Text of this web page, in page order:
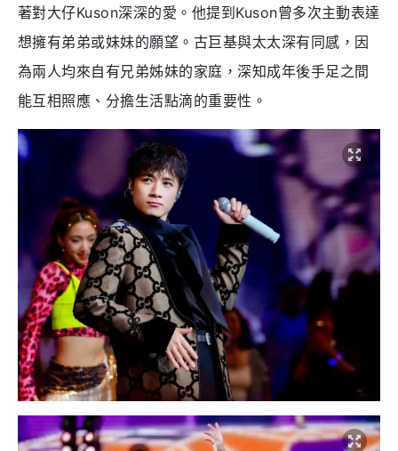
著對大仔Kuson深深的愛。他提到Kuson曾多次主動表達
想擁有弟弟或妹妹的願望。古巨基與太太深有同感，因
為兩人均來自有兄弟姊妹的家庭，深知成年後手足之間
能互相照應、分擔生活點滴的重要性。